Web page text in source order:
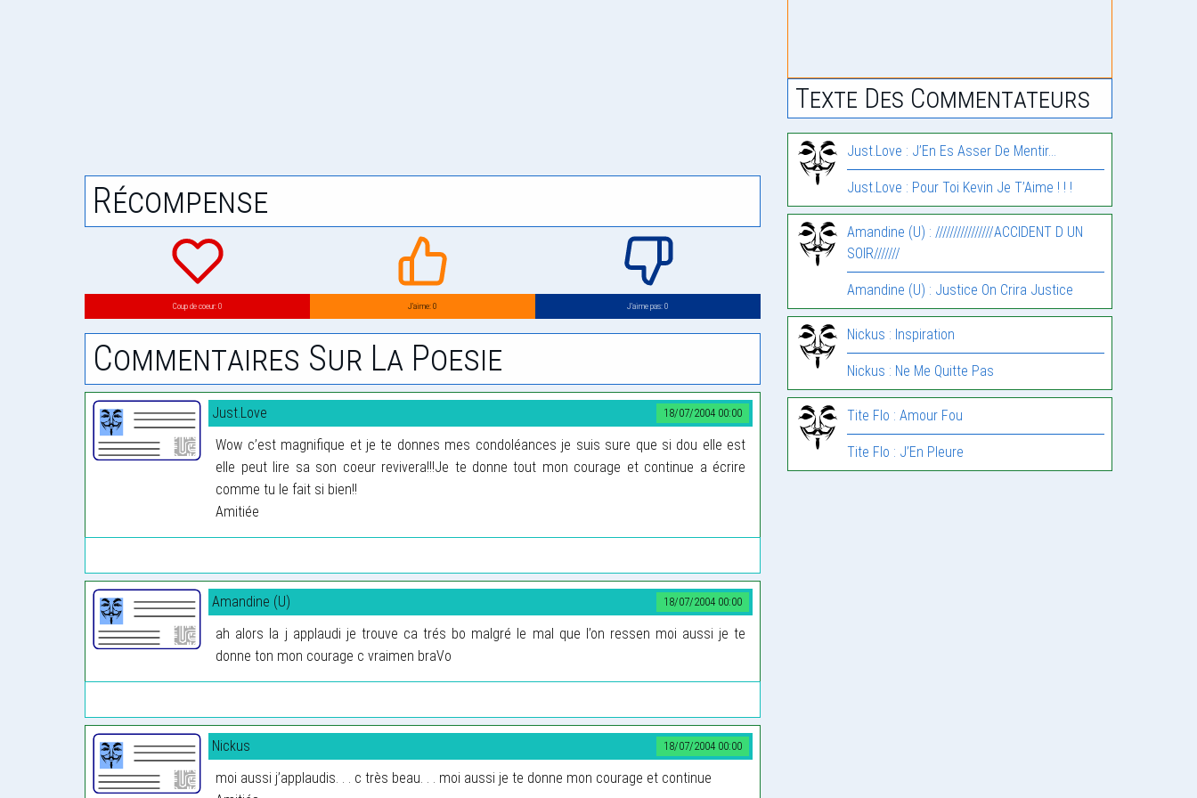
Récompense
Coup de coeur: 0 J’aime: 0 J’aime pas: 0
Commentaires Sur La Poesie
18/07/2004 00:00
Just.Love
Wow c’est magnifique et je te donnes mes condoléances je suis sure que si dou elle est
elle peut lire sa son coeur revivera!!!Je te donne tout mon courage et continue a écrire
comme tu le fait si bien!!
Amitiée
18/07/2004 00:00
Amandine (U)
ah alors la j applaudi je trouve ca trés bo malgré le mal que l’on ressen moi aussi je te
donne ton mon courage c vraimen braVo
18/07/2004 00:00
Nickus
moi aussi j’applaudis. . . c très beau. . . moi aussi je te donne mon courage et continue
Texte Des Commentateurs
Just.Love : J’En Es Asser De Mentir…
Just.Love : Pour Toi Kevin Je T’Aime ! ! !
Amandine (U) : ////////////////ACCIDENT D UN
SOIR///////
Amandine (U) : Justice On Crira Justice
Nickus : Inspiration
Nickus : Ne Me Quitte Pas
Tite Flo : Amour Fou
Tite Flo : J’En Pleure